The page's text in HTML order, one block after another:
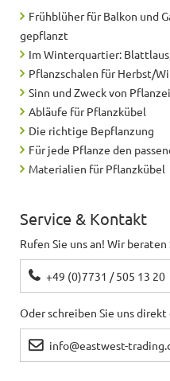
Frühblüher für Balkon und
gepflanzt
Im Winterquartier:
Pflanzschalen für Herbst/
Sinn und Zweck von
Abläufe für Pflanzkübel
Die richtige Bepflanzung
Für jede Pflanze den
Materialien für Pflanzkübel
Service & Kontakt
Rufen Sie uns an! Wir beraten
+49 (0)7731 / 505 13 20
Oder schreiben Sie uns
info@eastwest-